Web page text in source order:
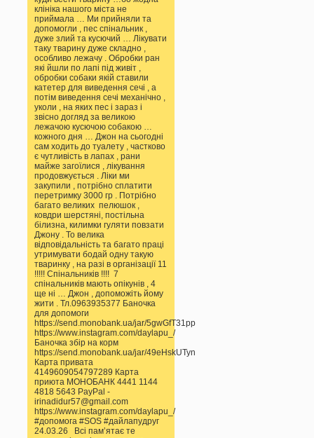
клініка нашого міста не
приймала … Ми прийняли та
допомогли , пес спінальник ,
дуже злий та кусючий … Лікувати
таку тварину дуже складно ,
особливо лежачу . Обробки ран
які йшли по лапі під живіт ,
обробки собаки якій ставили
катетер для виведення сечі , а
потім виведення сечі механічно ,
уколи , на яких пес і зараз і
звісно догляд за великою
лежачою кусючою собакою …
кожного дня … Джон на сьогодні
сам ходить до туалету , частково
є чутливість в лапах , рани
майже загоїлися , лікування
продовжується . Ліки ми
закупили , потрібно сплатити
перетримку 3000 гр . Потрібно
багато великих пелюшок ,
ковдри шерстяні, постільна
білизна, килимки гуляти повзати
Джону . То велика
відповідальність та багато праці
утримувати бодай одну такую
тваринку , на разі в організації 11
!!!!! Спінальників !!!! 7
спінальників мають опікунів , 4
ще ні … Джон , допоможіть йому
жити . Тл.0963935377 Баночка
для допомоги
https://send.monobank.ua/jar/5gwGfT31pp
https://www.instagram.com/daylapu_/
Баночка збір на корм
https://send.monobank.ua/jar/49eHskUTyn
Карта привата
4149609054797289 Карта
приюта МОНОБАНК 4441 1144
4818 5643 PayPal -
irinadidur57@gmail.com
https://www.instagram.com/daylapu_/
#допомога #SOS #дайлапудруг
24.03.26 Всі памʼятає те